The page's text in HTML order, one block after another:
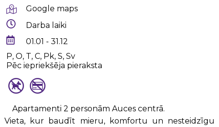
Google maps
Darba laiki
01.01 - 31.12
P, O, T, C, Pk, S, Sv
Pēc iepriekšēja pieraksta
Apartamenti 2 personām Auces centrā.
Vieta, kur baudīt mieru, komfortu un nesteidzīgu